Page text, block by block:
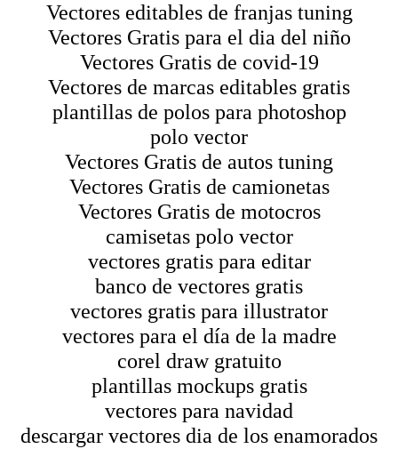
Vectores editables de franjas tuning
Vectores Gratis para el dia del niño
Vectores Gratis de covid-19
Vectores de marcas editables gratis
plantillas de polos para photoshop
polo vector
Vectores Gratis de autos tuning
Vectores Gratis de camionetas
Vectores Gratis de motocros
camisetas polo vector
vectores gratis para editar
banco de vectores gratis
vectores gratis para illustrator
vectores para el día de la madre
corel draw gratuito
plantillas mockups gratis
vectores para navidad
descargar vectores dia de los enamorados